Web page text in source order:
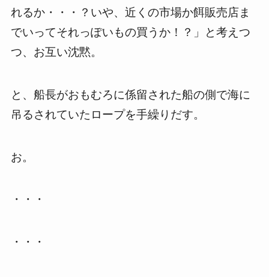
れるか・・・？いや、近くの市場か餌販売店ま
でいってそれっぽいもの買うか！？」と考えつ
つ、お互い沈黙。
と、船長がおもむろに係留された船の側で海に
吊るされていたロープを手繰りだす。
お。
・・・
・・・